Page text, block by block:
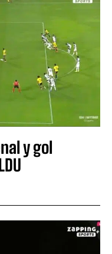
y gol